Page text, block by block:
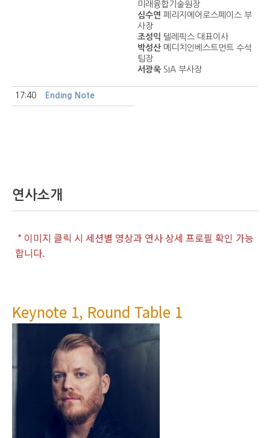
미래융합기술원장
심수연 페리지에어로스페이스 부
사장
조성익 텔레픽스 대표이사
박성산 메디치인베스트먼트 수석
팀장
서광욱 SIA 부사장
17:40 Ending Note
연사소개
* 이미지 클릭 시 세션별 영상과 연사 상세 프로필 확인 가능
합니다.
Keynote 1, Round Table 1